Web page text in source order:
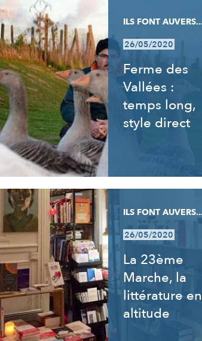
ILS FONT
26/05/2020
Ferme des
Vallées :
temps long,
style direct
ILS FONT
26/05/2020
La 23ème
Marche, la
littérature en
altitude